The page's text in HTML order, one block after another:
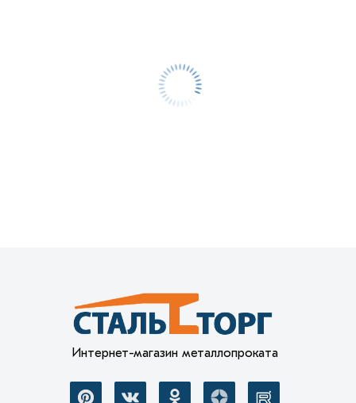
Интернет-магазин металлопроката